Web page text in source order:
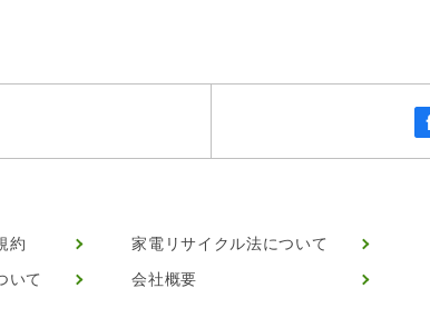
約
いて
家電リサイクル法について
会社概要